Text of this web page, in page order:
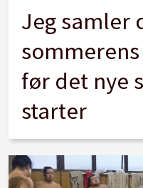
Jeg samler
før det nye
starter